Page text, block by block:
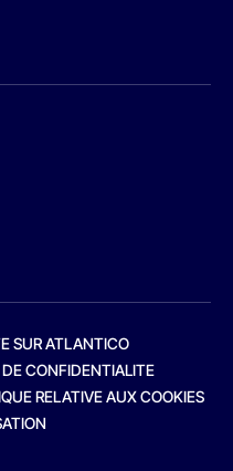
SUR ATLANTICO
CONFIDENTIALITE
RELATIVE AUX COOKIES